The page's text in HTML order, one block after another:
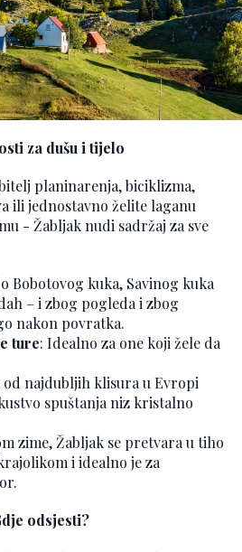
za dušu i tijelo
planinarenja, biciklizma,
ili jednostavno želite laganu
- Žabljak nudi sadržaj za sve
Bobotovog kuka, Savinog kuka
– i zbog pogleda i zbog
nakon povratka.
ture: Idealno za one koji žele da
od najdubljih klisura u Evropi
spuštanja niz kristalno
zime, Žabljak se pretvara u tiho
i idealno je za
odsjesti?